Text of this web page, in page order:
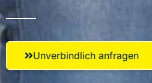
Unverbindlich anfragen